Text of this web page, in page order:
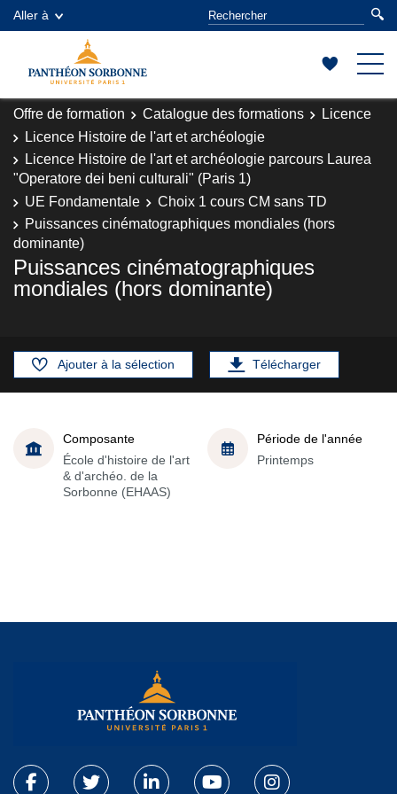
Aller à
Offre de formation Catalogue des formations
Licence
Licence Histoire de l'art et archéologie
Licence Histoire de l'art et archéologie parcours Laurea
"Operatore dei beni culturali" (Paris 1)
UE Fondamentale
Choix 1 cours CM sans TD
Puissances cinématographiques mondiales (hors
dominante)
Puissances cinématographiques
mondiales (hors dominante)
Ajouter à la sélection Télécharger
Composante
École d'histoire de l'art
& d'archéo. de la
Sorbonne (EHAAS)
Période de l'année
Printemps